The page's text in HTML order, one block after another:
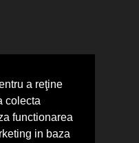
a reţine
colecta
functionarea
in baza